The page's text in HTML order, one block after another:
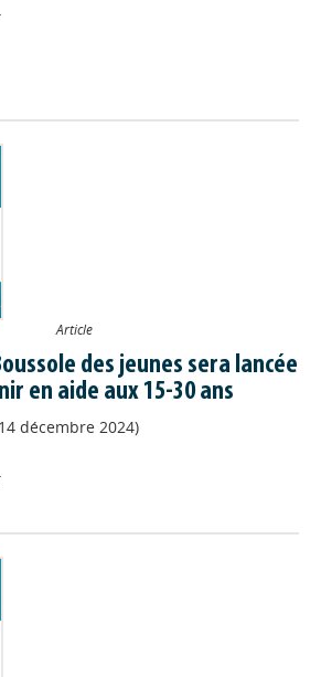
Article
des jeunes sera lancée
en aide aux 15-30 ans
décembre 2024)